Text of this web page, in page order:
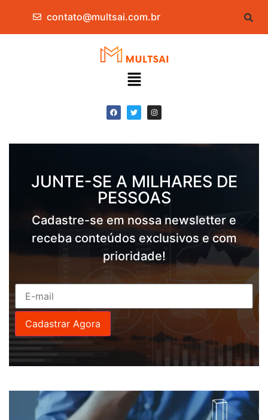
contato@multsai.com.br
JUNTE-SE A MILHARES DE
PESSOAS
Cadastre-se em nossa newsletter e
receba conteúdos exclusivos e com
prioridade!